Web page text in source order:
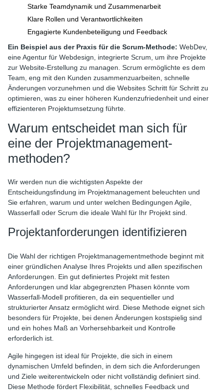
Starke Teamdynamik und Zusammenarbeit
Klare Rollen und Verantwortlichkeiten
Engagierte Kundenbeteiligung und Feedback
Ein Beispiel aus der Praxis für die Scrum-Methode: WebDev,
eine Agentur für Webdesign, integrierte Scrum, um ihre Projekte
zur Website-Erstellung zu managen. Scrum ermöglichte es dem
Team, eng mit den Kunden zusammenzuarbeiten, schnelle
Änderungen vorzunehmen und die Websites Schritt für Schritt zu
optimieren, was zu einer höheren Kundenzufriedenheit und einer
effizienteren Projektumsetzung führte.
Warum entscheidet man sich für
eine der Projektmanagement-
methoden?
Wir werden nun die wichtigsten Aspekte der
Entscheidungsfindung im Projektmanagement beleuchten und
Sie erfahren, warum und unter welchen Bedingungen Agile,
Wasserfall oder Scrum die ideale Wahl für Ihr Projekt sind.
Projektanforderungen identifizieren
Die Wahl der richtigen Projektmanagementmethode beginnt mit
einer gründlichen Analyse Ihres Projekts und allen spezifischen
Anforderungen. Ein gut definiertes Projekt mit festen
Anforderungen und klar abgegrenzten Phasen könnte vom
Wasserfall-Modell profitieren, da ein sequentieller und
strukturierter Ansatz ermöglicht wird. Diese Methode eignet sich
besonders für Projekte, bei denen Änderungen kostspielig sind
und ein hohes Maß an Vorhersehbarkeit und Kontrolle
erforderlich ist.
Agile hingegen ist ideal für Projekte, die sich in einem
dynamischen Umfeld befinden, in dem sich die Anforderungen
und Ziele weiterentwickeln oder nicht vollständig definiert sind.
Diese Methode fördert Flexibilität, schnelles Feedback und